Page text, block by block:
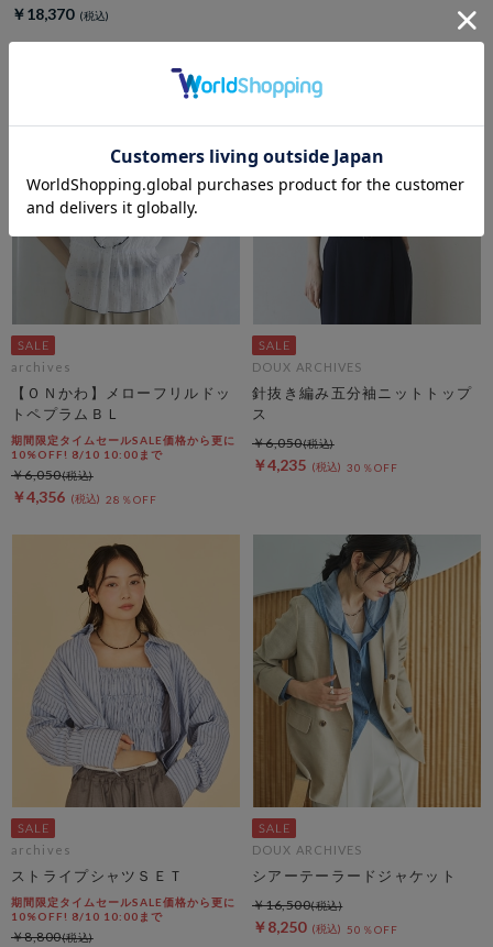
￥18,370
archives
【ＯＮかわ】メローフリルドッ
トペプラムＢＬ
期間限定タイムセールSALE価格から更に
10%OFF! 8/10 10:00まで
￥4,356 28％OFF
￥6,050
DOUX ARCHIVES
針抜き編み五分袖ニットトップ
ス
￥4,235 30％OFF
￥6,050
archives
ストライプシャツＳＥＴ
期間限定タイムセールSALE価格から更に
10%OFF! 8/10 10:00まで
￥8,800
DOUX ARCHIVES
シアーテーラードジャケット
￥8,250 50％OFF
￥16,500